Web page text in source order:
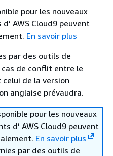
pour les nouveaux
AWS Cloud9 peuvent
En savoir plus
par des outils de
de conflit entre le
de la version
anglaise prévaudra.
pour les nouveaux
d’ AWS Cloud9 peuvent
En savoir plus
par des outils de